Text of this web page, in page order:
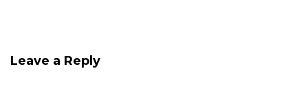
Leave a Reply